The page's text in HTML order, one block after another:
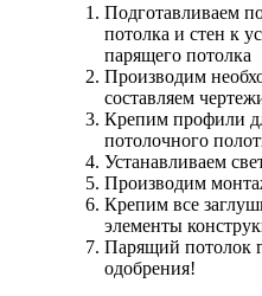
Подготавливаем
потолка и стен к
парящего потолка
Производим
составляем
Крепим профили
потолочного
Устанавливаем
Производим
Крепим все
элементы
Парящий потолок
одобрения!